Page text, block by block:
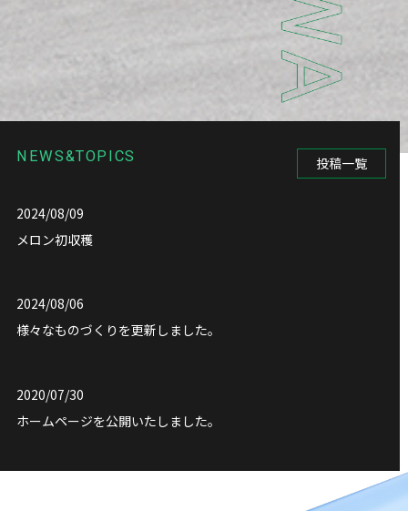
NEWS&TOPICS
2024/08/09
メロン初収穫
2024/08/06
様々なものづくりを更新しました。
2020/07/30
ホームページを公開いたしました。
投稿一覧